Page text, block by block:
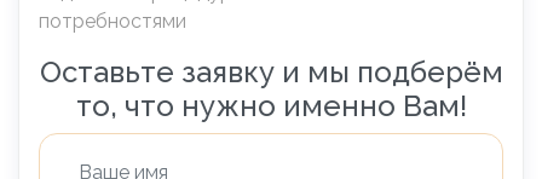
потребностями
Оставьте заявку и мы подберём
то, что нужно именно Вам!